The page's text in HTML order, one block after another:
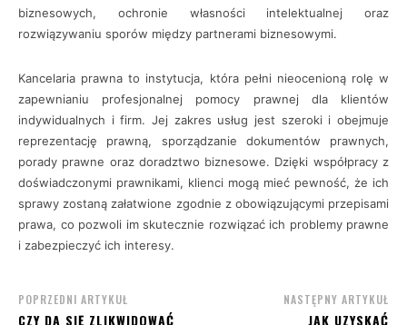
biznesowych, ochronie własności intelektualnej oraz
rozwiązywaniu sporów między partnerami biznesowymi.
Kancelaria prawna to instytucja, która pełni nieocenioną rolę w
zapewnianiu profesjonalnej pomocy prawnej dla klientów
indywidualnych i firm. Jej zakres usług jest szeroki i obejmuje
reprezentację prawną, sporządzanie dokumentów prawnych,
porady prawne oraz doradztwo biznesowe. Dzięki współpracy z
doświadczonymi prawnikami, klienci mogą mieć pewność, że ich
sprawy zostaną załatwione zgodnie z obowiązującymi przepisami
prawa, co pozwoli im skutecznie rozwiązać ich problemy prawne
i zabezpieczyć ich interesy.
POPRZEDNI ARTYKUŁ
CZY DA SIĘ ZLIKWIDOWAĆ
NASTĘPNY ARTYKUŁ
JAK UZYSKAĆ